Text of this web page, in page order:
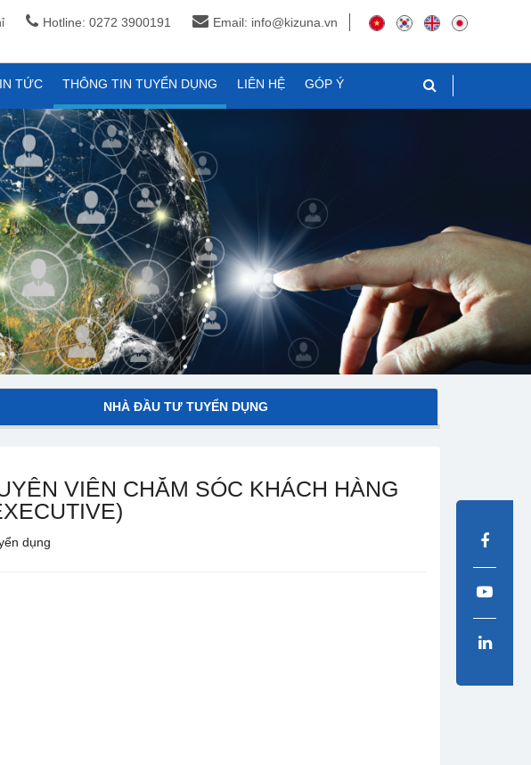
Hotline: 0272 3900191 Email: info@kizuna.vn
TỨC THÔNG TIN TUYỂN DỤNG LIÊN HỆ GÓP Ý
NHÀ ĐẦU TƯ TUYỂN DỤNG
VIÊN CHĂM SÓC KHÁCH HÀNG
dụng